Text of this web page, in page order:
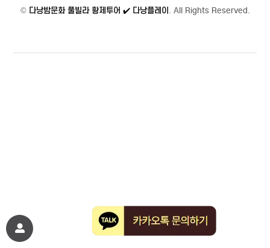
© 다낭밤문화 풀빌라 황제투어 ✔️ 다낭플레이 . All Rights Reserved.